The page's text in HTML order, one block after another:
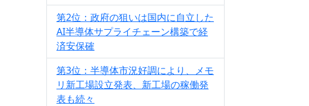
第2位：政府の狙いは国内に自立した
AI半導体サプライチェーン構築で経
済安保確
第3位：半導体市況好調により、メモ
リ新工場設立発表、新工場の稼働発
表も続々